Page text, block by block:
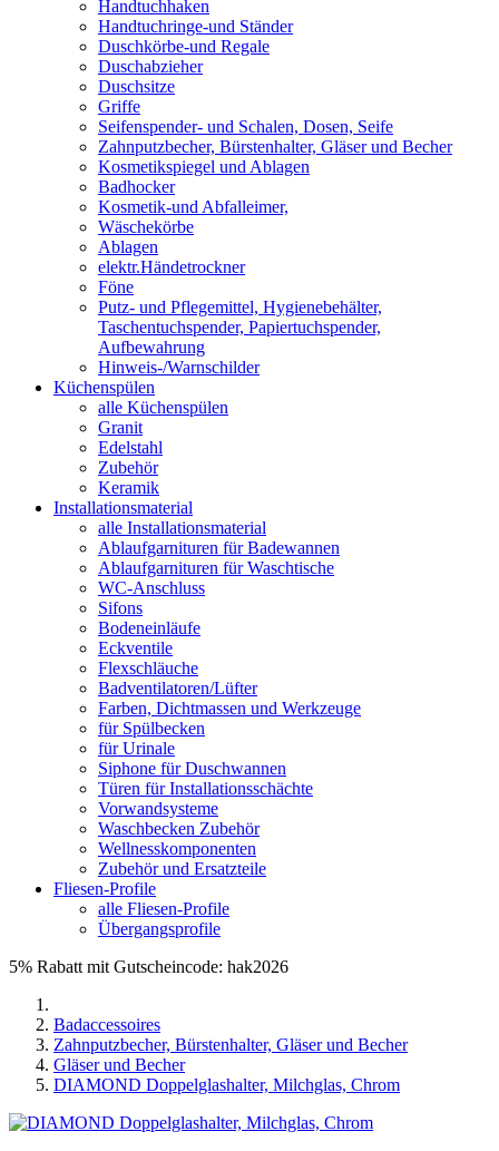
Handtuchhaken
Handtuchringe-und Ständer
Duschkörbe-und Regale
Duschabzieher
Duschsitze
Griffe
Seifenspender- und Schalen, Dosen, Seife
Zahnputzbecher, Bürstenhalter, Gläser und Becher
Kosmetikspiegel und Ablagen
Badhocker
Kosmetik-und Abfalleimer,
Wäschekörbe
Ablagen
elektr.Händetrockner
Föne
Putz- und Pflegemittel, Hygienebehälter,
Taschentuchspender, Papiertuchspender,
Aufbewahrung
Hinweis-/Warnschilder
Küchenspülen
alle Küchenspülen
Granit
Edelstahl
Zubehör
Keramik
Installationsmaterial
alle Installationsmaterial
Ablaufgarnituren für Badewannen
Ablaufgarnituren für Waschtische
WC-Anschluss
Sifons
Bodeneinläufe
Eckventile
Flexschläuche
Badventilatoren/Lüfter
Farben, Dichtmassen und Werkzeuge
für Spülbecken
für Urinale
Siphone für Duschwannen
Türen für Installationsschächte
Vorwandsysteme
Waschbecken Zubehör
Wellnesskomponenten
Zubehör und Ersatzteile
Fliesen-Profile
alle Fliesen-Profile
Übergangsprofile
5% Rabatt mit Gutscheincode: hak2026
Badaccessoires
Zahnputzbecher, Bürstenhalter, Gläser und Becher
Gläser und Becher
DIAMOND Doppelglashalter, Milchglas, Chrom